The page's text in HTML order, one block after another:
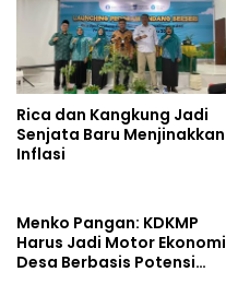
Rica dan Kangkung Jadi
Senjata Baru Menjinakkan
Inflasi
Menko Pangan: KDKMP
Harus Jadi Motor Ekonomi
Desa Berbasis Potensi